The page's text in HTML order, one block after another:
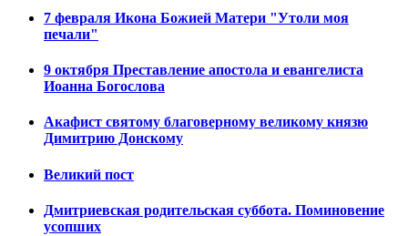
7 февраля Икона Божией Матери "Утоли моя
печали"
9 октября Преставление апостола и евангелиста
Иоанна Богослова
Акафист святому благоверному великому князю
Димитрию Донскому
Великий пост
Дмитриевская родительская суббота. Поминовение
усопших